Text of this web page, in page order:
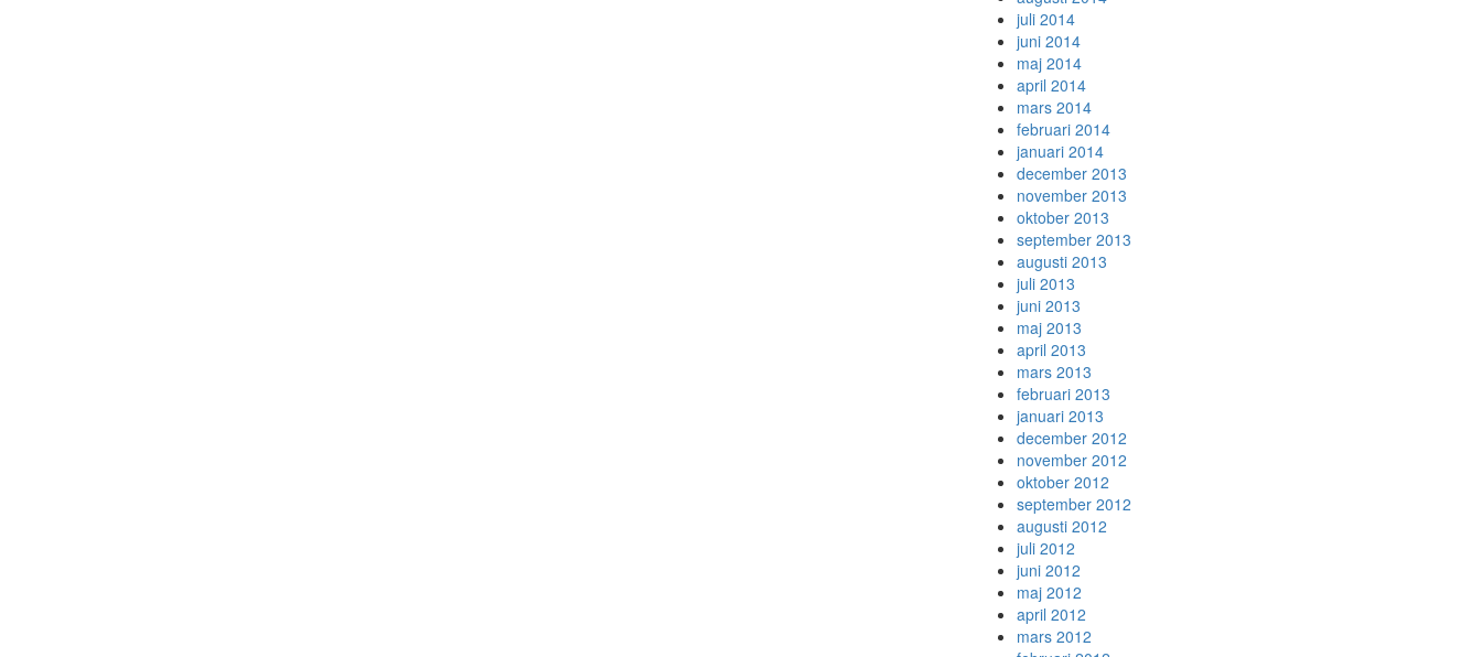
juli 2014
juni 2014
maj 2014
april 2014
mars 2014
februari 2014
januari 2014
december 2013
november 2013
oktober 2013
september 2013
augusti 2013
juli 2013
juni 2013
maj 2013
april 2013
mars 2013
februari 2013
januari 2013
december 2012
november 2012
oktober 2012
september 2012
augusti 2012
juli 2012
juni 2012
maj 2012
april 2012
mars 2012